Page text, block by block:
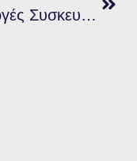
Επιλογές Συσκευασίας Μελανιού Plastisol Σε Χύμα Μορφή: 1kg, 5kg, 20kg – Ποια Είναι Η Καλύτερη;